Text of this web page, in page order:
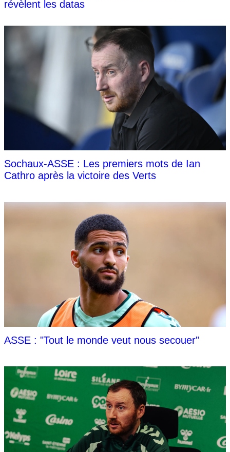
révèlent les datas
Sochaux-ASSE : Les premiers mots de Ian
Cathro après la victoire des Verts
ASSE : "Tout le monde veut nous secouer"